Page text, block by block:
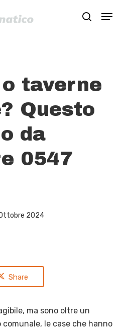
search
Menu
taverne
Questo
da
0547
2024
Share
ma sono oltre un
le case che hanno